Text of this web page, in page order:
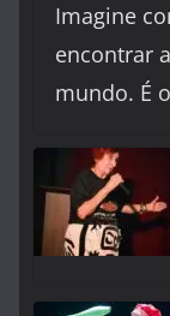
Imagine
encontrar
mundo. É